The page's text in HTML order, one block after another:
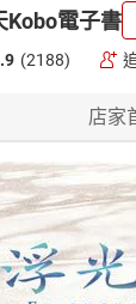
Kobo電子書
(2188)
店家